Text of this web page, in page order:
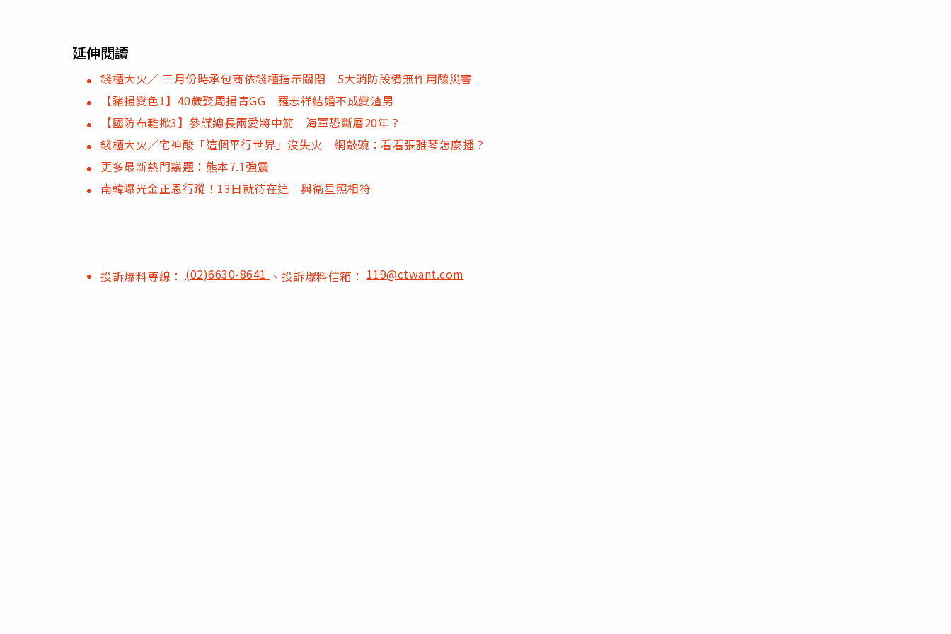
延伸閱讀
錢櫃大火／ 三月份時承包商依錢櫃指示關閉 5大消防設備無作用釀災害
【豬揚變色1】40歲娶周揚青GG 羅志祥結婚不成變渣男
【國防布難掀3】參謀總長兩愛將中箭 海軍恐斷層20年？
錢櫃大火／宅神酸「這個平行世界」沒失火 網敲碗：看看張雅琴怎麼播？
更多最新熱門議題：熊本7.1強震
南韓曝光金正恩行蹤！13日就待在這 與衛星照相符
投訴爆料專線： (02)6630-8641 、投訴爆料信箱：119@ctwant.com